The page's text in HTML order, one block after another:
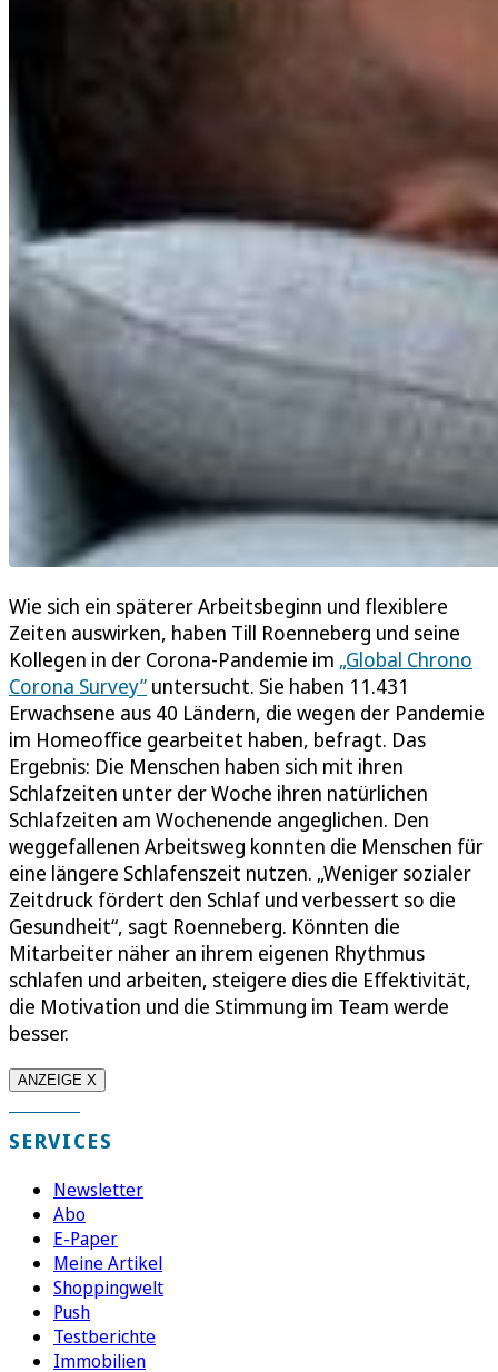
Wie sich ein späterer Arbeitsbeginn und flexiblere
Zeiten auswirken, haben Till Roenneberg und seine
Kollegen in der Corona-Pandemie im „Global Chrono
Corona Survey” untersucht. Sie haben 11.431
Erwachsene aus 40 Ländern, die wegen der Pandemie
im Homeoffice gearbeitet haben, befragt. Das
Ergebnis: Die Menschen haben sich mit ihren
Schlafzeiten unter der Woche ihren natürlichen
Schlafzeiten am Wochenende angeglichen. Den
weggefallenen Arbeitsweg konnten die Menschen für
eine längere Schlafenszeit nutzen. „Weniger sozialer
Zeitdruck fördert den Schlaf und verbessert so die
Gesundheit“, sagt Roenneberg. Könnten die
Mitarbeiter näher an ihrem eigenen Rhythmus
schlafen und arbeiten, steigere dies die Effektivität,
die Motivation und die Stimmung im Team werde
besser.
ANZEIGE X
SERVICES
Newsletter
Abo
E-Paper
Meine Artikel
Shoppingwelt
Push
Testberichte
Immobilien